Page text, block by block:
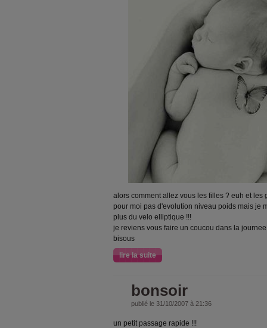
alors comment allez vous les filles ? euh et les
pour moi pas d'evolution niveau poids mais je
plus du velo elliptique !!!
je reviens vous faire un coucou dans la
bisous
lire la suite
bonsoir
publié le 31/10/2007 à 21:36
un petit passage rapide !!!